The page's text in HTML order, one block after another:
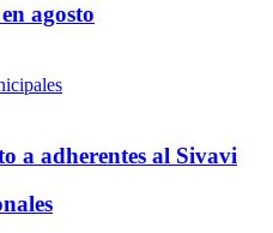
agosto
a adherentes al Sivavi